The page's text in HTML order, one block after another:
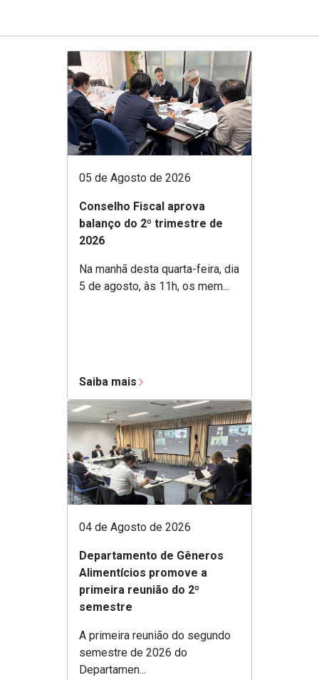
05 de Agosto de 2026
Conselho Fiscal aprova
balanço do 2º trimestre de
2026
Na manhã desta quarta-feira, dia
5 de agosto, às 11h, os mem...
Saiba mais
04 de Agosto de 2026
Departamento de Gêneros
Alimentícios promove a
primeira reunião do 2º
semestre
A primeira reunião do segundo
semestre de 2026 do
Departamen...